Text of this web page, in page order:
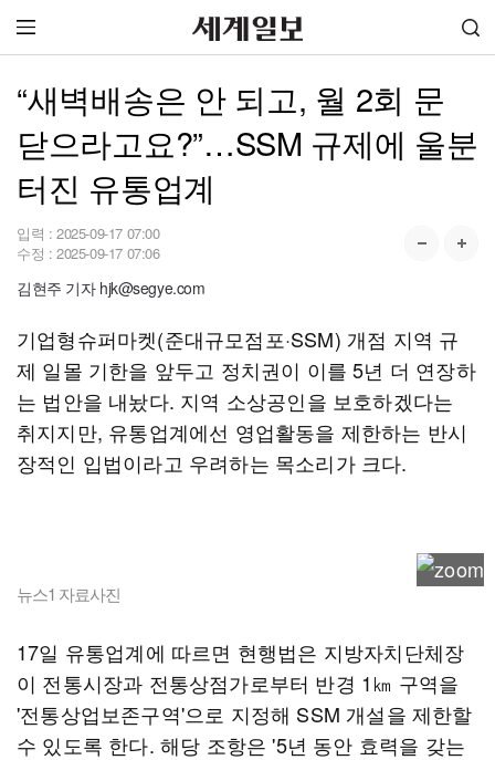
“새벽배송은 안 되고, 월 2회 문
닫으라고요?”…SSM 규제에 울분
터진 유통업계
입력 : 2025-09-17 07:00
수정 : 2025-09-17 07:06
김현주 기자 hjk@segye.com
기업형슈퍼마켓(준대규모점포·SSM) 개점 지역 규
제 일몰 기한을 앞두고 정치권이 이를 5년 더 연장하
는 법안을 내놨다. 지역 소상공인을 보호하겠다는
취지지만, 유통업계에선 영업활동을 제한하는 반시
장적인 입법이라고 우려하는 목소리가 크다.
뉴스1 자료사진
17일 유통업계에 따르면 현행법은 지방자치단체장
이 전통시장과 전통상점가로부터 반경 1㎞ 구역을
'전통상업보존구역'으로 지정해 SSM 개설을 제한할
수 있도록 한다. 해당 조항은 '5년 동안 효력을 갖는